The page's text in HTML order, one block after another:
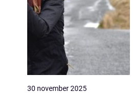
30 november 2025